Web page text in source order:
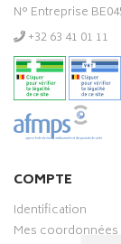
N° Entreprise
‭+32 63 41 01 11‬
COMPTE
Identification
Mes coordonnées